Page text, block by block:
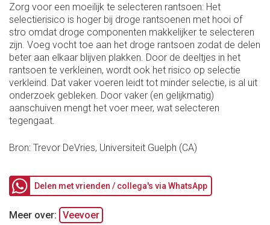
Zorg voor een moeilijk te selecteren rantsoen: Het
selectierisico is hoger bij droge rantsoenen met hooi of
stro omdat droge componenten makkelijker te selecteren
zijn. Voeg vocht toe aan het droge rantsoen zodat de delen
beter aan elkaar blijven plakken. Door de deeltjes in het
rantsoen te verkleinen, wordt ook het risico op selectie
verkleind. Dat vaker voeren leidt tot minder selectie, is al uit
onderzoek gebleken. Door vaker (en gelijkmatig)
aanschuiven mengt het voer meer, wat selecteren
tegengaat.
Bron: Trevor DeVries, Universiteit Guelph (CA)
Delen met vrienden / collega's via WhatsApp
Meer over: Veevoer